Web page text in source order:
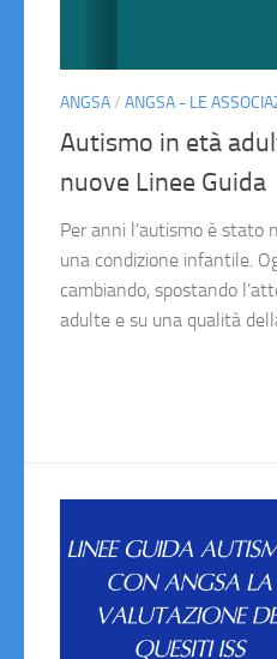
ANGSA/ ANGSA - LE
Autismo in età
nuove Linee Guida
Per anni l’autismo è stato
una condizione infantile.
cambiando, spostando
adulte e su una qualità